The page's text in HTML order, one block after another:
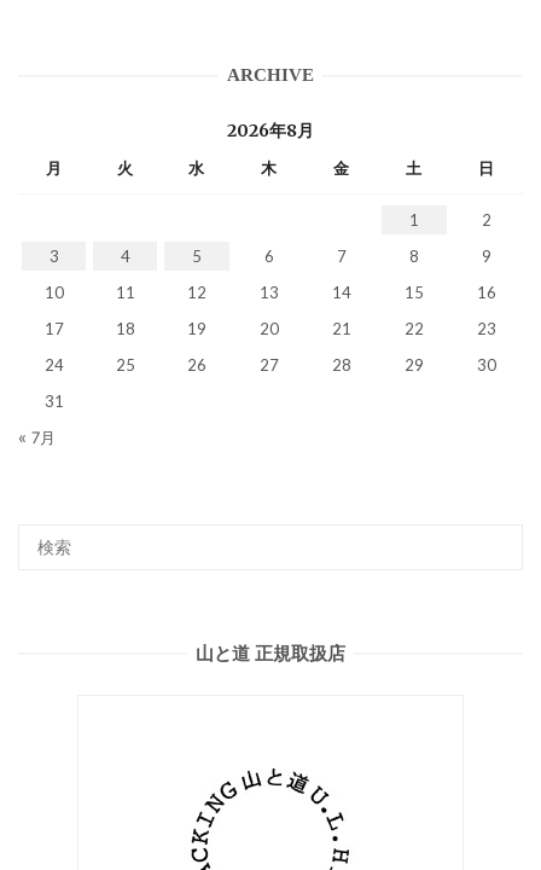
ARCHIVE
2026年8月
月 火 水 木 金 土 日
1
2
3
4 5 6 7 8
9
10
11 12 13 14 15
16
17
18 19 20 21 22
23
24
25 26 27 28 29
30
31
« 7月
山と道 正規取扱店